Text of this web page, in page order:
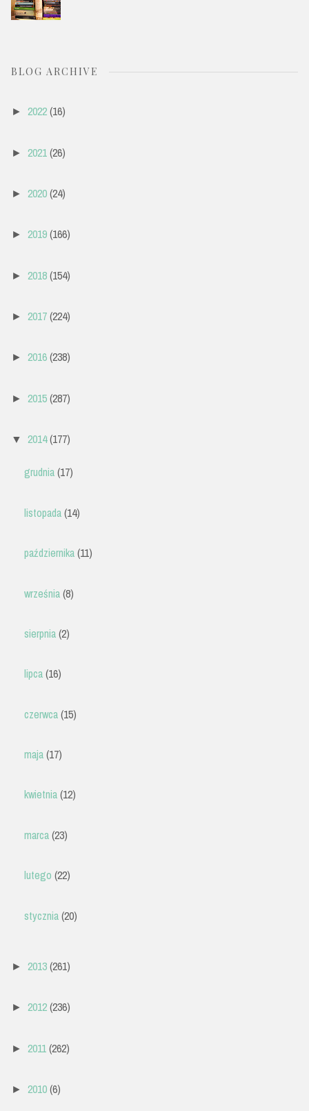
BLOG ARCHIVE
► 2022(16)
► 2021(26)
► 2020(24)
► 2019(166)
► 2018(154)
► 2017(224)
► 2016(238)
► 2015(287)
▼ 2014(177)
grudnia(17)
listopada(14)
października(11)
września(8)
sierpnia(2)
lipca(16)
czerwca(15)
maja(17)
kwietnia(12)
marca(23)
lutego (22)
stycznia(20)
► 2013(261)
► 2012(236)
► 2011(262)
► 2010(6)